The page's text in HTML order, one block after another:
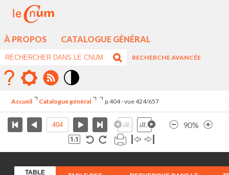
À PROPOS CATALOGUE GÉNÉRAL
RECHERCHE AVANCÉE
élévé
Accueil Catalogue général p.404 - vue 424/657
90%
TABLE